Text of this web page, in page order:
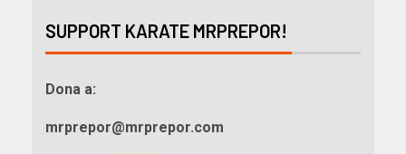
SUPPORT KARATE MRPREPOR!
Dona a:
mrprepor@mrprepor.com